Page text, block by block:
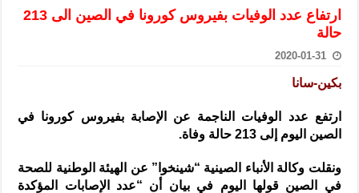
سوريا تبحث مع الإيسيسكو التعاون في البحث العلمي وحماية التراث
ارتفاع عدد الوفيات بفيروس كورونا في الصين الى 213
حالة
2020-01-31
بكين-سانا
ارتفع عدد الوفيات الناجمة عن الإصابة بفيروس كورونا في
الصين اليوم إلى 213 حالة وفاة.
ونقلت وكالة الأنباء الصينية “شينخوا” عن الهيئة الوطنية للصحة
في الصين قولها اليوم في بيان أن “عدد الإصابات المؤكدة